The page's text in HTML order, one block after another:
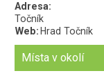
Adresa:
Točník
Web: Hrad Točník
Místa v okolí